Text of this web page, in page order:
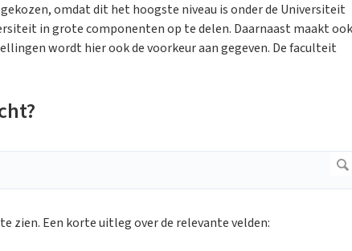
omdat dit het hoogste niveau is onder de Universiteit
in grote componenten op te delen. Daarnaast maakt ook
wordt hier ook de voorkeur aan gegeven. De faculteit
zien. Een korte uitleg over de relevante velden: